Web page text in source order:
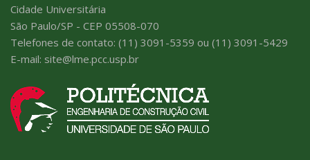
Cidade Universitária
São Paulo/SP - CEP 05508-070
Telefones de contato: (11) 3091-5359 ou (11) 3091-5429
E-mail: site@lme.pcc.usp.br